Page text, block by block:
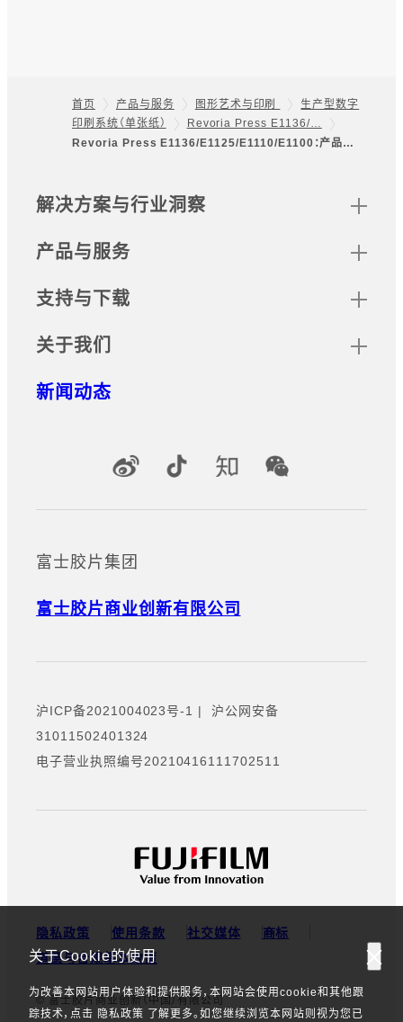
关于Cookie的使用
为改善本网站用户体验和提供服务，本网站会使用cookie和其他跟
踪技术，点击 隐私政策 了解更多。如您继续浏览本网站则视为您已
Footer
首页 产品与服务 图形艺术与印刷
生产型数字
印刷系统（单张纸）
Revoria Press E1136/…
Revoria Press E1136/E1125/E1110/E1100：产品…
网站地图
解决方案与行业洞察
产品与服务
支持与下载
关于我们
新闻动态
官方社交媒体账号
富士胶片集团
富士胶片商业创新有限公司
沪ICP备2021004023号-1 |沪公网安备
31011502401324
电子营业执照编号20210416111702511
隐私政策 使用条款 社交媒体
商标
道德与合规基本政策
© 富士胶片商业创新（中国）有限公司